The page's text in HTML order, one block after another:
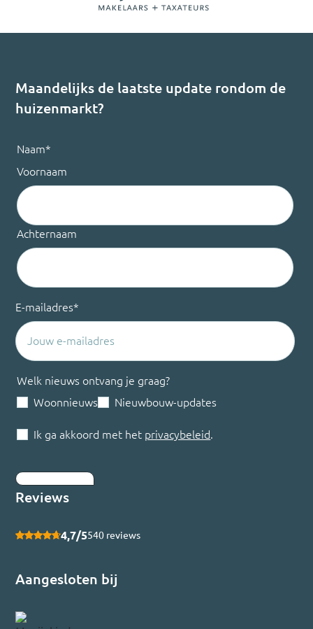
Maandelijks de laatste update rondom de
huizenmarkt?
Naam*
Voornaam
Achternaam
E-mailadres*
Welk nieuws ontvang je graag?
Woonnieuws
Nieuwbouw-updates
Ik ga akkoord met het privacybeleid.
Reviews
4,7/5540 reviews
Aangesloten bij